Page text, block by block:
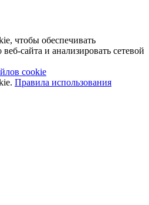
чтобы обеспечивать
сайта и анализировать сетевой
cookie
Правила использования